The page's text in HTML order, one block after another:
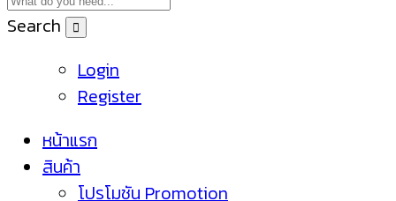
Search
Login
Register
หน้าแรก
สินค้า
โปรโมชัน Promotion